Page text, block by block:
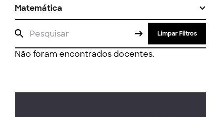
Matemática
Limpar Filtros
Não foram encontrados docentes.